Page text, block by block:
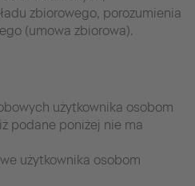
zbiorowego, porozumienia
(umowa zbiorowa).
użytkownika osobom
podane poniżej nie ma
użytkownika osobom